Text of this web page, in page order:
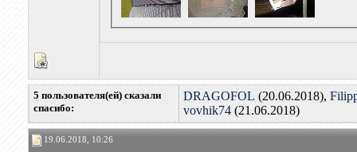
5 пользователя(ей) сказали
cпасибо:
DRAGOFOL (20.06.2018),
vovhik74(21.06.2018)
19.06.2018, 10:26